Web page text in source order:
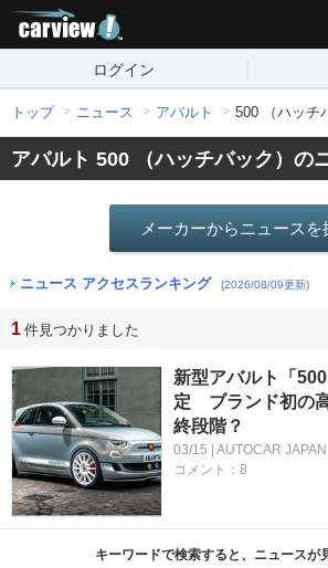
ログイン
トップ ニュース アバルト 500 （ハッチ
アバルト 500 （ハッチバック）の
メーカーからニュースを
ニュース アクセスランキング (2026/08/09更新)
1 件見つかりました
新型アバルト「
定 ブランド初の
終段階？
03/15 | AUTOCAR JAPAN
コメント：8
キーワードで検索すると、ニュースが